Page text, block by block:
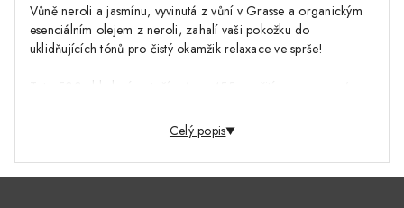
Vůně neroli a jasmínu, vyvinutá z vůní v Grasse a organickým
esenciálním olejem z neroli, zahalí vaši pokožku do
uklidňujících tónů pro čistý okamžik relaxace ve sprše!
Toto 500ml balení vystačí +/- na 455 použití na ruce a +/-
Celý popis